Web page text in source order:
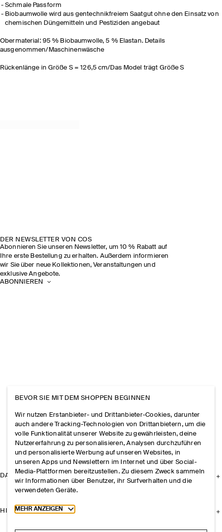
Schmale Passform
Biobaumwolle wird aus gentechnikfreiem Saatgut ohne den Einsatz von
chemischen Düngemitteln und Pestiziden angebaut
Obermaterial: 95 % Biobaumwolle, 5 % Elastan. Details
ausgenommen/Maschinenwäsche
Rückenlänge in Größe S = 126,5 cm/Das Model trägt Größe S
DER NEWSLETTER VON COS
Abonnieren Sie unseren Newsletter, um 10 % Rabatt auf
Ihre erste Bestellung zu erhalten. Außerdem informieren
wir Sie über neue Kollektionen, Veranstaltungen und
exklusive Angebote.
ABONNIEREN
DAS UNTERNEHMEN
HILFE
BEVOR SIE MIT DEM SHOPPEN BEGINNEN
Wir nutzen Erstanbieter- und Drittanbieter-Cookies, darunter
auch andere Tracking-Technologien von Drittanbietern, um die
volle Funktionalität unserer Website zu gewährleisten, deine
Nutzererfahrung zu personalisieren, Analysen durchzuführen
und personalisierte Werbung auf unseren Websites, in
unseren Apps und Newslettern im Internet und über Social-
Media-Plattformen bereitzustellen. Zu diesem Zweck sammeln
wir Informationen über Benutzer, ihr Surfverhalten und die
verwendeten Geräte.
Toggle more cookie information
MEHR ANZEIGEN